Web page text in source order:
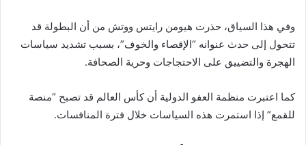
وفي هذا السياق، حذرت هيومن رايتس ووتش من أن البطولة قد
تتحول إلى حدث عنوانه “الإقصاء والخوف”، بسبب تشديد سياسات
الهجرة والتضييق على الاحتجاجات وحرية الصحافة.
كما اعتبرت منظمة العفو الدولية أن كأس العالم قد تصبح “منصة
للقمع” إذا استمرت هذه السياسات خلال فترة المنافسات.